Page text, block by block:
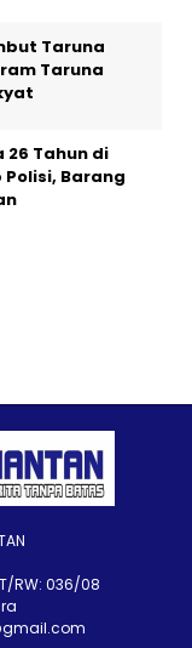
Taruna
Taruna
26 Tahun di
Barang
RW: 036/08